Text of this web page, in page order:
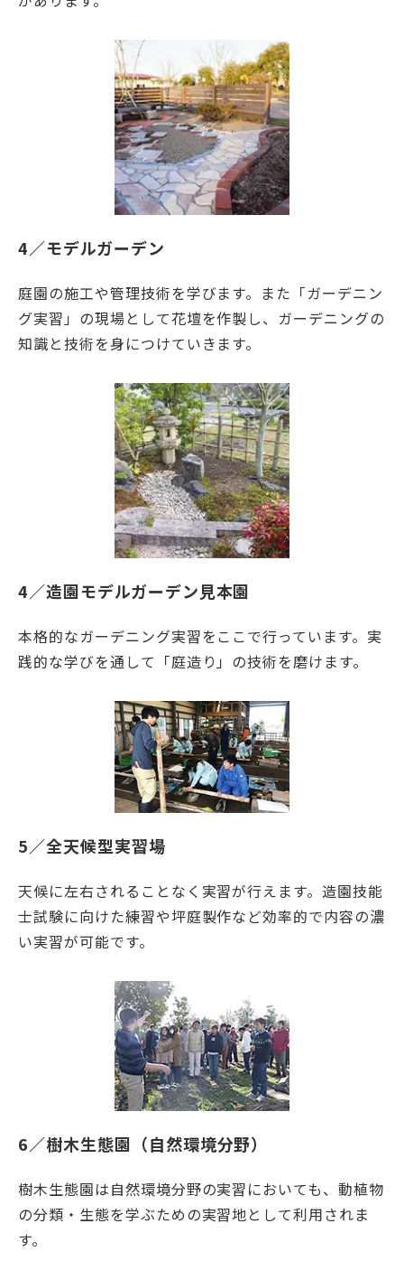
4／モデルガーデン
庭園の施工や管理技術を学びます。また「ガーデニン
グ実習」の現場として花壇を作製し、ガーデニングの
知識と技術を身につけていきます。
4／造園モデルガーデン見本園
本格的なガーデニング実習をここで行っています。実
践的な学びを通して「庭造り」の技術を磨けます。
5／全天候型実習場
天候に左右されることなく実習が行えます。造園技能
士試験に向けた練習や坪庭製作など効率的で内容の濃
い実習が可能です。
6／樹木生態園（自然環境分野）
樹木生態園は自然環境分野の実習においても、動植物
の分類・生態を学ぶための実習地として利用されま
す。